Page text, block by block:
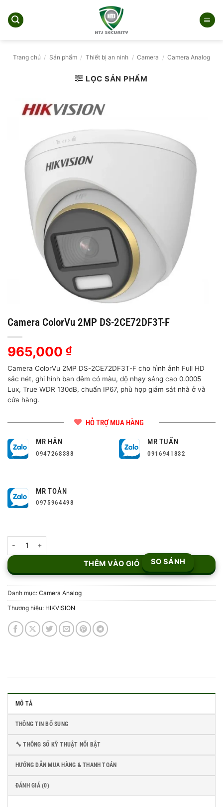
qua
Trang chủ / Sản phẩm / Thiết bị an ninh / Camera / Camera Analog
LỌC SẢN PHẨM
Camera ColorVu 2MP DS-2CE72DF3T-F
965,000 ₫
Camera ColorVu 2MP DS-2CE72DF3T-F cho hình ảnh Full HD
sắc nét, ghi hình ban đêm có màu, độ nhạy sáng cao 0.0005
Lux, True WDR 130dB, chuẩn IP67, phù hợp giám sát nhà ở và
cửa hàng.
HỖ TRỢ MUA HÀNG
MR HÂN
0947268338
MR TUẤN
0916941832
MR TOÀN
0975964498
THÊM VÀO GIỎ SO SÁNH
Danh mục: Camera Analog
Thương hiệu: HIKVISION
MÔ TẢ
THÔNG TIN BỔ SUNG
🔧 THÔNG SỐ KỸ THUẬT NỔI BẬT
HƯỚNG DẪN MUA HÀNG & THANH TOÁN
ĐÁNH GIÁ (0)